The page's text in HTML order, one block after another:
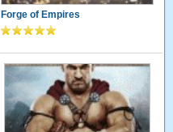
Forge of Empires